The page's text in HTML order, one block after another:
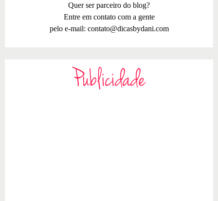
Quer ser parceiro do blog?
Entre em contato com a gente
pelo e-mail: contato@dicasbydani.com
Publicidade